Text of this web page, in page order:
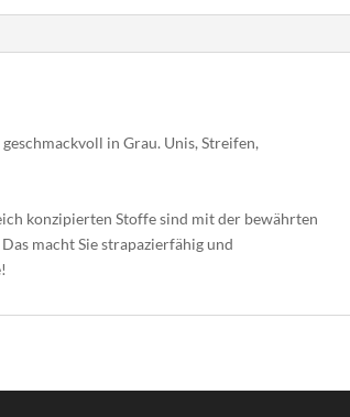
in Grau. Unis, Streifen,
konzipierten Stoffe sind mit der bewährten
macht Sie strapazierfähig und